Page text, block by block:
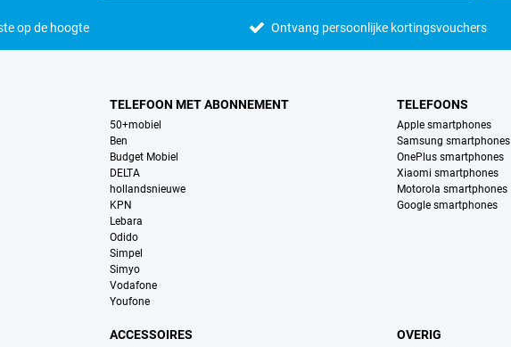
op de hoogte Ontvang persoonlijke kortingsvouchers
TELEFOON MET ABONNEMENT
50+mobiel
Ben
Budget Mobiel
DELTA
hollandsnieuwe
KPN
Lebara
Odido
Simpel
Simyo
Vodafone
Youfone
TELEFOONS
Apple smartphones
Samsung smartphones
OnePlus smartphones
Xiaomi smartphones
Motorola smartphones
Google smartphones
ACCESSOIRES OVERIG